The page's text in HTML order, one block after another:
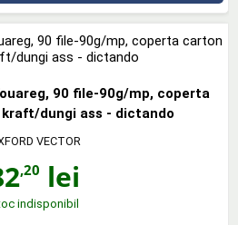
90 file-90g/mp, coperta
dungi ass - dictando
VECTOR
,20 lei
indisponibil